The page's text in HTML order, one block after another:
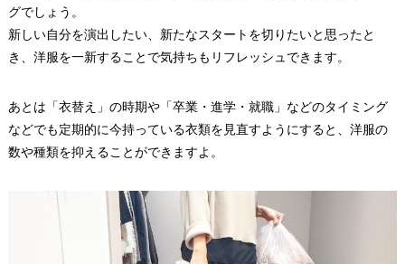
グでしょう。
新しい自分を演出したい、新たなスタートを切りたいと思ったと
き、洋服を一新することで気持ちもリフレッシュできます。
あとは「衣替え」の時期や「卒業・進学・就職」などのタイミング
などでも定期的に今持っている衣類を見直すようにすると、洋服の
数や種類を抑えることができますよ。